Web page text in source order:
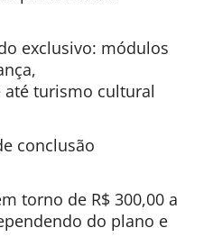
exclusivo: módulos
turismo cultural
conclusão
torno de R$ 300,00 a
do plano e